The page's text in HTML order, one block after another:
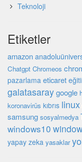
Teknoloji
Etiketler
amazon
Chatgpt Chromeos
pazarlama eticaret
galatasaraygoogle
koronavirüs kıbrıs linux
samsung sosyalmedya
windows10
yapay zeka yasaklar